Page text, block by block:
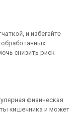
и избегайте
снизить риск
физическая
кишечника и может